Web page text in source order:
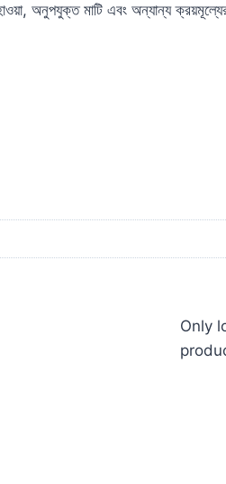
অনুপযুক্ত মাটি এবং অন্যান্য
Only